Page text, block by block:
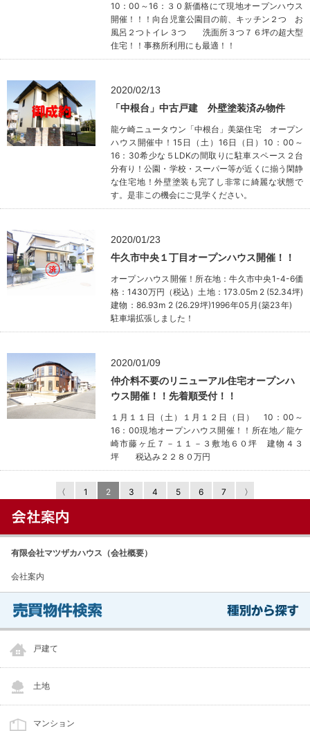
10：00～16：３０新価格にて現地オープンハウス
開催！！！向台児童公園目の前、キッチン２つ お
風呂２つトイレ３つ 洗面所３つ７６坪の超大型
住宅！！事務所利用にも最適！！
2020/02/13
「中根台」中古戸建 外壁塗装済み物件
龍ケ崎ニュータウン「中根台」美築住宅 オープン
ハウス開催中！15日（土）16日（日）10：00～
16：30希少な５LDKの間取りに駐車スペース２台
分有り！公園・学校・スーパー等が近くに揃う閑静
な住宅地！外壁塗装も完了し非常に綺麗な状態で
す。是非この機会にご見学ください。
2020/01/23
牛久市中央１丁目オープンハウス開催！！
オープンハウス開催！所在地：牛久市中央1-4-6価
格：1430万円（税込）土地：173.05m 2 (52.34坪)
建物：86.93m 2 (26.29坪)1996年05月(築23年)
駐車場拡張しました！
2020/01/09
仲介料不要のリニューアル住宅オープンハ
ウス開催！！先着順受付！！
１月１１日（土）１月１２日（日） 10：00～
16：00現地オープンハウス開催！！所在地／龍ケ
崎市藤ヶ丘７－１１－３敷地６０坪 建物４３
坪 税込み２２８０万円
〈 1 2 3 4 5 6 7 〉
有限会社マツザカハウス（会社概要）
会社案内
戸建て
土地
マンション